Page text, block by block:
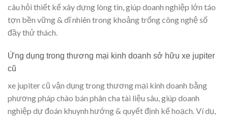
câu hỏi thiết kế xây dựng lòng tin, giúp doanh nghiệp lớn táo
tợn bền vững & dĩ nhiên trong khoảng trống công nghệ số
đầy thử thách.
Ứng dụng trong thương mại kinh doanh sở hữu xe jupiter
cũ
xe jupiter cũ vận dụng trong thương mại kinh doanh bằng
phương pháp chào bán phân cha tài liệu sâu, giúp doanh
nghiệp dự đoán khuynh hướng & quyết định kế hoạch. Ví dụ,